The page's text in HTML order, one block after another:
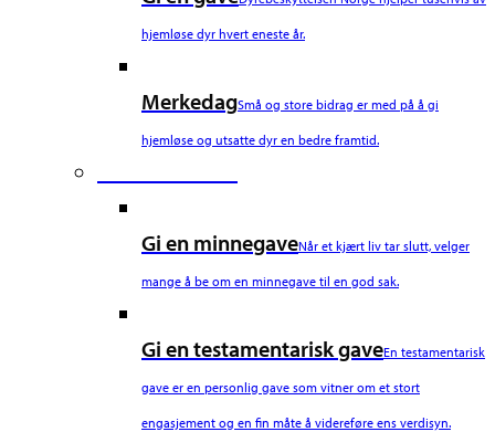
hjemløse dyr hvert eneste år.
MerkedagSmå og store bidrag er med på å gi
hjemløse og utsatte dyr en bedre framtid.
Gi en minnegaveNår et kjært liv tar slutt, velger
mange å be om en minnegave til en god sak.
Gi en testamentarisk gaveEn testamentarisk
gave er en personlig gave som vitner om et stort
engasjement og en fin måte å videreføre ens verdisyn.